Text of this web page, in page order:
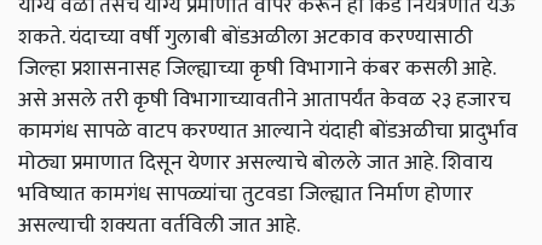
शकते. यंदाच्या वर्षी गुलाबी बोंडअळीला अटकाव करण्यासाठी
जिल्हा प्रशासनासह जिल्ह्याच्या कृषी विभागाने कंबर कसली आहे.
असे असले तरी कृषी विभागाच्यावतीने आतापर्यंत केवळ २३ हजारच
कामगंध सापळे वाटप करण्यात आल्याने यंदाही बोंडअळीचा प्रादुर्भाव
मोठ्या प्रमाणात दिसून येणार असल्याचे बोलले जात आहे. शिवाय
भविष्यात कामगंध सापळ्यांचा तुटवडा जिल्ह्यात निर्माण होणार
असल्याची शक्यता वर्तविली जात आहे.